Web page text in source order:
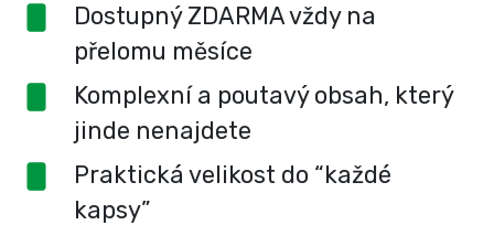
Dostupný ZDARMA vždy na
přelomu měsíce
Komplexní a poutavý obsah, který
jinde nenajdete
Praktická velikost do “každé
kapsy”